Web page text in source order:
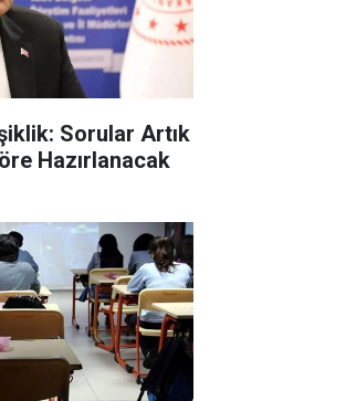
Sorular Artık
Hazırlanacak